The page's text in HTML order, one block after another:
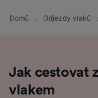
Domů Odjezdy vlaků
Jak cestovat
vlakem